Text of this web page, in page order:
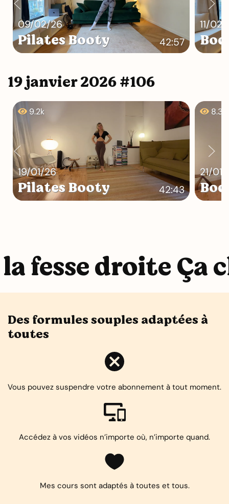
09/02/26
Pilates Booty 42:57
11/
19 janvier 2026 #106
19/01/26
Pilates Booty 42:43
9.2k
21/
8.3k
fesse droite Ça
Des formules souples adaptées à
toutes
Vous pouvez suspendre votre abonnement à tout moment.
Accédez à vos vidéos n’importe où, n’importe quand.
Mes cours sont adaptés à toutes et tous.